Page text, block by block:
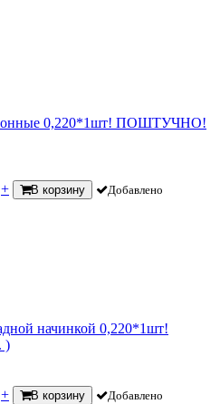
0,220*1шт! ПОШТУЧНО!
+ В корзину Добавлено
начинкой 0,220*1шт!
)
+ В корзину Добавлено